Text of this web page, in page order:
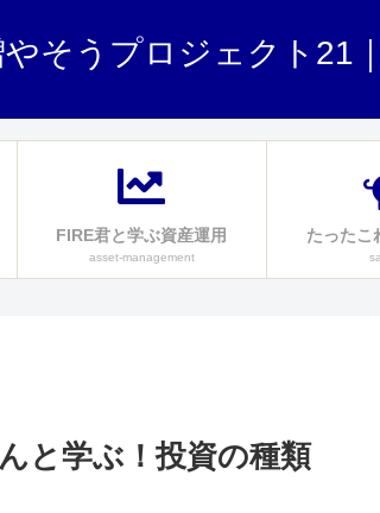
そうプロジェクト21
FIRE君と学ぶ資産運用
asset-management
たったこ
と学ぶ！投資の種類